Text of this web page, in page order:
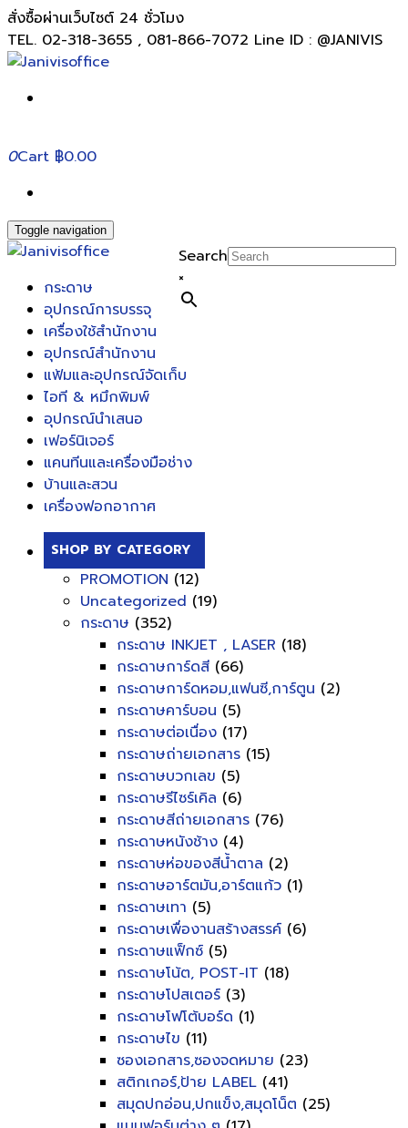
สั่งซื้อผ่านเว็บไซต์ 24 ชั่วโมง
TEL. 02-318-3655 , 081-866-7072 Line ID : @JANIVIS
0Cart ฿0.00
Toggle navigation
Search
×
กระดาษ
อุปกรณ์การบรรจุ
เครื่องใช้สำนักงาน
อุปกรณ์สำนักงาน
แฟ้มและอุปกรณ์จัดเก็บ
ไอที & หมึกพิมพ์
อุปกรณ์นำเสนอ
เฟอร์นิเจอร์
แคนทีนและเครื่องมือช่าง
บ้านและสวน
เครื่องฟอกอากาศ
SHOP BY CATEGORY
PROMOTION (12)
Uncategorized (19)
กระดาษ (352)
กระดาษ INKJET , LASER (18)
กระดาษการ์ดสี (66)
กระดาษการ์ดหอม,แฟนซี,การ์ตูน (2)
กระดาษคาร์บอน (5)
กระดาษต่อเนื่อง (17)
กระดาษถ่ายเอกสาร (15)
กระดาษบวกเลข (5)
กระดาษรีไซร์เคิล (6)
กระดาษสีถ่ายเอกสาร (76)
กระดาษหนังช้าง (4)
กระดาษห่อของสีน้ำตาล (2)
กระดาษอาร์ตมัน,อาร์ตแก้ว (1)
กระดาษเทา (5)
กระดาษเพื่องานสร้างสรรค์ (6)
กระดาษแฟ็กซ์ (5)
กระดาษโน้ต, POST-IT (18)
กระดาษโปสเตอร์ (3)
กระดาษโฟโต้บอร์ด (1)
กระดาษไข (11)
ซองเอกสาร,ซองจดหมาย (23)
สติกเกอร์,ป้าย LABEL (41)
สมุดปกอ่อน,ปกแข็ง,สมุดโน็ต (25)